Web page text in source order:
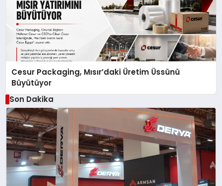
Cesur Packaging, Mısır’daki Üretim Üssünü
Büyütüyor
Son Dakika